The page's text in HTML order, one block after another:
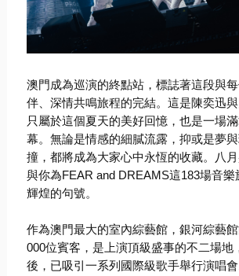
澳門成為巡演的終點站，標誌著這段與
伴、 深情共鳴旅程的完結。這是陳奕迅與
只屬於這個夏天的美好回憶，也是一場
幕。 無論是情感的細膩流露，抑或是夢
撞， 都將成為大家心中永恆的收藏。八
與你為FEAR and DREAMS這183場音
輝煌的句號。
作為澳門最大的室內綜藝館，銀河綜藝
000位賓客，是上演頂級盛事的不二場地
後， 已吸引一系列國際級歌手舉行演唱會